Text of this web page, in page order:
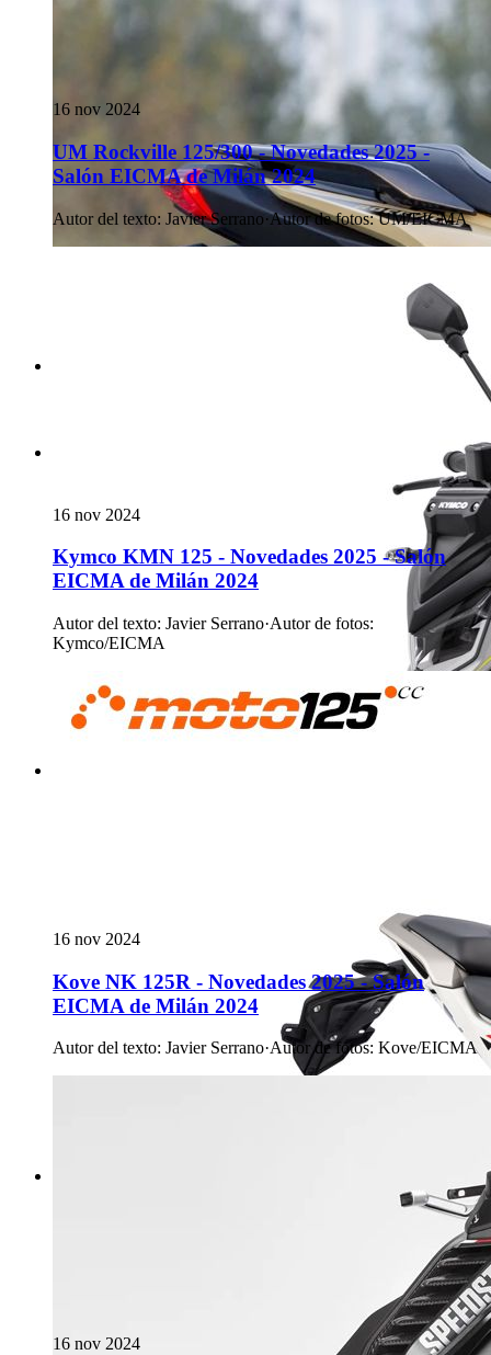
16 nov 2024
UM Rockville 125/300 - Novedades 2025 -
Salón EICMA de Milán 2024
Autor del texto: Javier Serrano·Autor de fotos: UM/EICMA
16 nov 2024
Kymco KMN 125 - Novedades 2025 - Salón
EICMA de Milán 2024
Autor del texto: Javier Serrano·Autor de fotos:
Kymco/EICMA
16 nov 2024
Kove NK 125R - Novedades 2025 - Salón
EICMA de Milán 2024
Autor del texto: Javier Serrano·Autor de fotos: Kove/EICMA
16 nov 2024